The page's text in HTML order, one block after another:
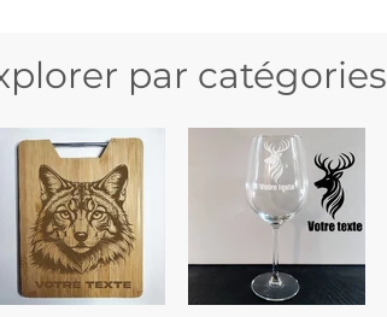
par catégories